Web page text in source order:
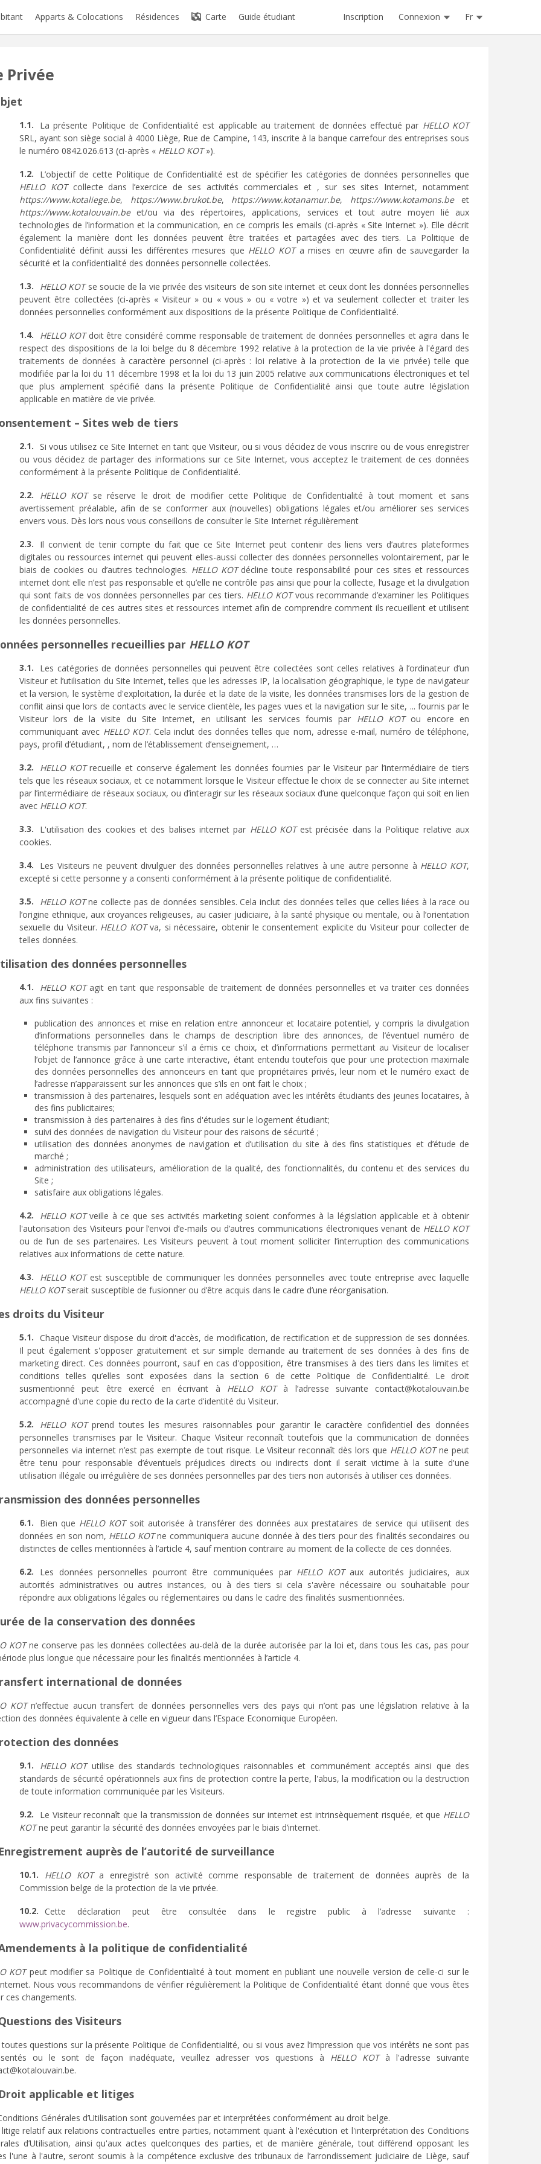
Apparts & Colocations Résidences Carte Guide étudiant Inscription Connexion Fr
Privée
La présente Politique de Confidentialité est applicable au traitement de données effectué par HELLO KOT
SRL, ayant son siège social à 4000 Liège, Rue de Campine, 143, inscrite à la banque carrefour des entreprises sous
le numéro 0842.026.613 (ci-après « HELLO KOT»).
L’objectif de cette Politique de Confidentialité est de spécifier les catégories de données personnelles que
HELLO KOTcollecte dans l’exercice de ses activités commerciales et , sur ses sites Internet, notamment
https://www.kotaliege.be, https://www.brukot.be, https://www.kotanamur.be, https://www.kotamons.beet
https://www.kotalouvain.beet/ou via des répertoires, applications, services et tout autre moyen lié aux
technologies de l’information et la communication, en ce compris les emails (ci-après « Site Internet »). Elle décrit
également la manière dont les données peuvent être traitées et partagées avec des tiers. La Politique de
Confidentialité définit aussi les différentes mesures que HELLO KOTa mises en œuvre afin de sauvegarder la
sécurité et la confidentialité des données personnelle collectées.
HELLO KOTse soucie de la vie privée des visiteurs de son site internet et ceux dont les données personnelles
peuvent être collectées (ci-après « Visiteur » ou « vous » ou « votre ») et va seulement collecter et traiter les
données personnelles conformément aux dispositions de la présente Politique de Confidentialité.
HELLO KOTdoit être considéré comme responsable de traitement de données personnelles et agira dans le
respect des dispositions de la loi belge du 8 décembre 1992 relative à la protection de la vie privée à l'égard des
traitements de données à caractère personnel (ci-après : loi relative à la protection de la vie privée) telle que
modifiée par la loi du 11 décembre 1998 et la loi du 13 juin 2005 relative aux communications électroniques et tel
que plus amplement spécifié dans la présente Politique de Confidentialité ainsi que toute autre législation
applicable en matière de vie privée.
– Sites web de tiers
Si vous utilisez ce Site Internet en tant que Visiteur, ou si vous décidez de vous inscrire ou de vous enregistrer
ou vous décidez de partager des informations sur ce Site Internet, vous acceptez le traitement de ces données
conformément à la présente Politique de Confidentialité.
HELLO KOTse réserve le droit de modifier cette Politique de Confidentialité à tout moment et sans
avertissement préalable, afin de se conformer aux (nouvelles) obligations légales et/ou améliorer ses services
envers vous. Dès lors nous vous conseillons de consulter le Site Internet régulièrement
Il convient de tenir compte du fait que ce Site Internet peut contenir des liens vers d’autres plateformes
digitales ou ressources internet qui peuvent elles-aussi collecter des données personnelles volontairement, par le
biais de cookies ou d’autres technologies. HELLO KOTdécline toute responsabilité pour ces sites et ressources
internet dont elle n’est pas responsable et qu’elle ne contrôle pas ainsi que pour la collecte, l’usage et la divulgation
qui sont faits de vos données personnelles par ces tiers. HELLO KOTvous recommande d’examiner les Politiques
de confidentialité de ces autres sites et ressources internet afin de comprendre comment ils recueillent et utilisent
les données personnelles.
personnelles recueillies par HELLO KOT
Les catégories de données personnelles qui peuvent être collectées sont celles relatives à l’ordinateur d’un
Visiteur et l’utilisation du Site Internet, telles que les adresses IP, la localisation géographique, le type de navigateur
et la version, le système d'exploitation, la durée et la date de la visite, les données transmises lors de la gestion de
conflit ainsi que lors de contacts avec le service clientèle, les pages vues et la navigation sur le site, ... fournis par le
Visiteur lors de la visite du Site Internet, en utilisant les services fournis par HELLO KOTou encore en
communiquant avec HELLO KOT. Cela inclut des données telles que nom, adresse e-mail, numéro de téléphone,
pays, profil d’étudiant, , nom de l’établissement d’enseignement, …
HELLO KOTrecueille et conserve également les données fournies par le Visiteur par l’intermédiaire de tiers
tels que les réseaux sociaux, et ce notamment lorsque le Visiteur effectue le choix de se connecter au Site internet
par l’intermédiaire de réseaux sociaux, ou d’interagir sur les réseaux sociaux d’une quelconque façon qui soit en lien
avec HELLO KOT.
L'utilisation des cookies et des balises internet par HELLO KOTest précisée dans la Politique relative aux
cookies.
Les Visiteurs ne peuvent divulguer des données personnelles relatives à une autre personne à HELLO KOT,
excepté si cette personne y a consenti conformément à la présente politique de confidentialité.
HELLO KOTne collecte pas de données sensibles. Cela inclut des données telles que celles liées à la race ou
l’origine ethnique, aux croyances religieuses, au casier judiciaire, à la santé physique ou mentale, ou à l’orientation
sexuelle du Visiteur. HELLO KOTva, si nécessaire, obtenir le consentement explicite du Visiteur pour collecter de
telles données.
des données personnelles
HELLO KOTagit en tant que responsable de traitement de données personnelles et va traiter ces données
aux fins suivantes :
publication des annonces et mise en relation entre annonceur et locataire potentiel, y compris la divulgation
d’informations personnelles dans le champs de description libre des annonces, de l’éventuel numéro de
téléphone transmis par l’annonceur s’il a émis ce choix, et d’informations permettant au Visiteur de localiser
l’objet de l’annonce grâce à une carte interactive, étant entendu toutefois que pour une protection maximale
des données personnelles des annonceurs en tant que propriétaires privés, leur nom et le numéro exact de
l’adresse n’apparaissent sur les annonces que s’ils en ont fait le choix ;
transmission à des partenaires, lesquels sont en adéquation avec les intérêts étudiants des jeunes locataires, à
des fins publicitaires;
transmission à des partenaires à des fins d'études sur le logement étudiant;
suivi des données de navigation du Visiteur pour des raisons de sécurité ;
utilisation des données anonymes de navigation et d’utilisation du site à des fins statistiques et d’étude de
marché ;
administration des utilisateurs, amélioration de la qualité, des fonctionnalités, du contenu et des services du
Site ;
satisfaire aux obligations légales.
HELLO KOTveille à ce que ses activités marketing soient conformes à la législation applicable et à obtenir
l'autorisation des Visiteurs pour l’envoi d’e-mails ou d’autres communications électroniques venant de HELLO KOT
ou de l’un de ses partenaires. Les Visiteurs peuvent à tout moment solliciter l’interruption des communications
relatives aux informations de cette nature.
HELLO KOTest susceptible de communiquer les données personnelles avec toute entreprise avec laquelle
HELLO KOTserait susceptible de fusionner ou d’être acquis dans le cadre d’une réorganisation.
droits du Visiteur
Chaque Visiteur dispose du droit d'accès, de modification, de rectification et de suppression de ses données.
Il peut également s'opposer gratuitement et sur simple demande au traitement de ses données à des fins de
marketing direct. Ces données pourront, sauf en cas d'opposition, être transmises à des tiers dans les limites et
conditions telles qu’elles sont exposées dans la section 6 de cette Politique de Confidentialité. Le droit
susmentionné peut être exercé en écrivant à HELLO KOTà l’adresse suivante contact@kotalouvain.be
accompagné d'une copie du recto de la carte d'identité du Visiteur.
HELLO KOTprend toutes les mesures raisonnables pour garantir le caractère confidentiel des données
personnelles transmises par le Visiteur. Chaque Visiteur reconnaît toutefois que la communication de données
personnelles via internet n’est pas exempte de tout risque. Le Visiteur reconnaît dès lors que HELLO KOTne peut
être tenu pour responsable d’éventuels préjudices directs ou indirects dont il serait victime à la suite d'une
utilisation illégale ou irrégulière de ses données personnelles par des tiers non autorisés à utiliser ces données.
des données personnelles
Bien que HELLO KOTsoit autorisée à transférer des données aux prestataires de service qui utilisent des
données en son nom, HELLO KOTne communiquera aucune donnée à des tiers pour des finalités secondaires ou
distinctes de celles mentionnées à l’article 4, sauf mention contraire au moment de la collecte de ces données.
Les données personnelles pourront être communiquées par HELLO KOTaux autorités judiciaires, aux
autorités administratives ou autres instances, ou à des tiers si cela s'avère nécessaire ou souhaitable pour
répondre aux obligations légales ou réglementaires ou dans le cadre des finalités susmentionnées.
de la conservation des données
KOTne conserve pas les données collectées au-delà de la durée autorisée par la loi et, dans tous les cas, pas pour
plus longue que nécessaire pour les finalités mentionnées à l’article 4.
international de données
KOTn’effectue aucun transfert de données personnelles vers des pays qui n’ont pas une législation relative à la
des données équivalente à celle en vigueur dans l’Espace Economique Européen.
des données
HELLO KOTutilise des standards technologiques raisonnables et communément acceptés ainsi que des
standards de sécurité opérationnels aux fins de protection contre la perte, l'abus, la modification ou la destruction
de toute information communiquée par les Visiteurs.
Le Visiteur reconnaît que la transmission de données sur internet est intrinsèquement risquée, et que HELLO
KOTne peut garantir la sécurité des données envoyées par le biais d’internet.
auprès de l’autorité de surveillance
HELLO KOTa enregistré son activité comme responsable de traitement de données auprès de la
Commission belge de la protection de la vie privée.
Cette déclaration peut être consultée dans le registre public à l’adresse suivante :
www.privacycommission.be.
à la politique de confidentialité
KOTpeut modifier sa Politique de Confidentialité à tout moment en publiant une nouvelle version de celle-ci sur le
Nous vous recommandons de vérifier régulièrement la Politique de Confidentialité étant donné que vous êtes
ces changements.
des Visiteurs
questions sur la présente Politique de Confidentialité, ou si vous avez l’impression que vos intérêts ne sont pas
ou le sont de façon inadéquate, veuillez adresser vos questions à HELLO KOTà l'adresse suivante
applicable et litiges
Générales d’Utilisation sont gouvernées par et interprétées conformément au droit belge.
relatif aux relations contractuelles entre parties, notamment quant à l'exécution et l'interprétation des Conditions
d’Utilisation, ainsi qu'aux actes quelconques des parties, et de manière générale, tout différend opposant les
l'une à l'autre, seront soumis à la compétence exclusive des tribunaux de l’arrondissement judiciaire de Liège, sauf